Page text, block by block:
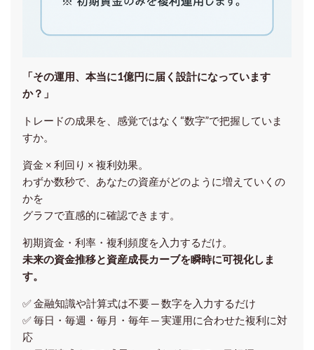
「その運用、本当に1億円に届く設計になっています
か？」
トレードの成果を、感覚ではなく“数字”で把握していま
すか。
資金 × 利回り × 複利効果。
わずか数秒で、あなたの資産がどのように増えていくの
かを
グラフで直感的に確認できます。
初期資金・利率・複利頻度を入力するだけ。
未来の資金推移と資産成長カーブを瞬時に可視化しま
す。
✅ 金融知識や計算式は不要 ─ 数字を入力するだけ
✅ 毎日・毎週・毎月・毎年 ─ 実運用に合わせた複利に対
応